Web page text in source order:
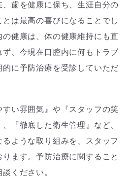
歯を健康に保ち、生涯自分の
は最高の喜びになることでし
の健康は、体の健康維持にも直
、今現在口腔内に何もトラブ
的に予防治療を受診していただ
い雰囲気』や『スタッフの笑
『徹底した衛生管理』など、
ような取り組みを、スタッフ
ます。予防治療に関すること
ください。